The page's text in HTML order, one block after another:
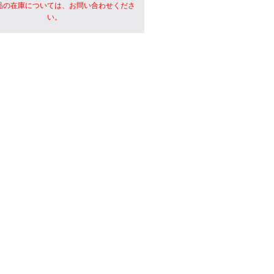
の在庫については、お問い合わせくださ
い。